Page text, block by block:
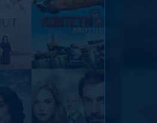
ARAMA SONUÇLARI